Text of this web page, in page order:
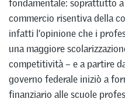
fondamentale: soprattutto
commercio risentiva della
infatti l’opinione che i
una maggiore
competitività – e a partire
governo federale iniziò a
finanziario alle scuole